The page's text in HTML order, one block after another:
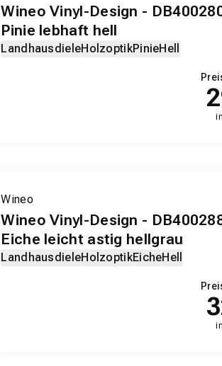
Wineo Vinyl-Design -
Pinie lebhaft hell
LandhausdieleHolzoptikPinieHell
Wineo
Wineo Vinyl-Design -
Eiche leicht astig hellgrau
LandhausdieleHolzoptikEicheHell